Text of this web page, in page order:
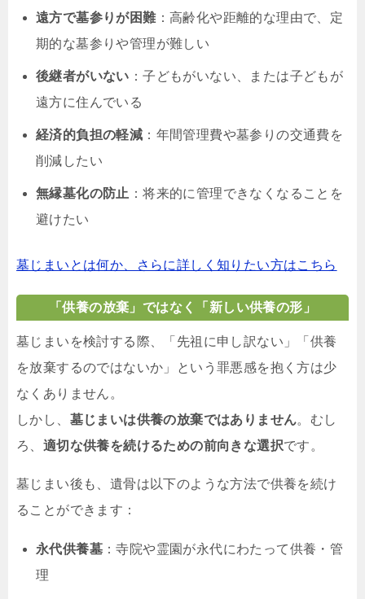
遠方で墓参りが困難：高齢化や距離的な理由で、定
期的な墓参りや管理が難しい
後継者がいない ：子どもがいない、または子どもが
遠方に住んでいる
経済的負担の軽減 ：年間管理費や墓参りの交通費を
削減したい
無縁墓化の防止 ：将来的に管理できなくなることを
避けたい
墓じまいとは何か、さらに詳しく知りたい方はこちら
「供養の放棄」ではなく「新しい供養の形」
墓じまいを検討する際、「先祖に申し訳ない」「供養
を放棄するのではないか」という罪悪感を抱く方は少
なくありません。
しかし、 墓じまいは供養の放棄ではありません。むし
ろ、 適切な供養を続けるための前向きな選択です。
墓じまい後も、遺骨は以下のような方法で供養を続け
ることができます：
永代供養墓 ：寺院や霊園が永代にわたって供養・管
理